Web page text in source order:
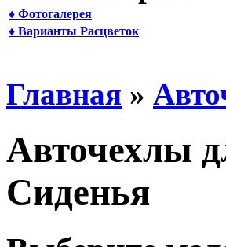
♦ Фотогалерея
♦ Варианты Расцветок
Главная »
Авточехлы
Сиденья